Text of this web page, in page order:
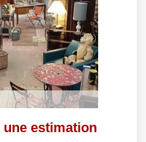
estimation